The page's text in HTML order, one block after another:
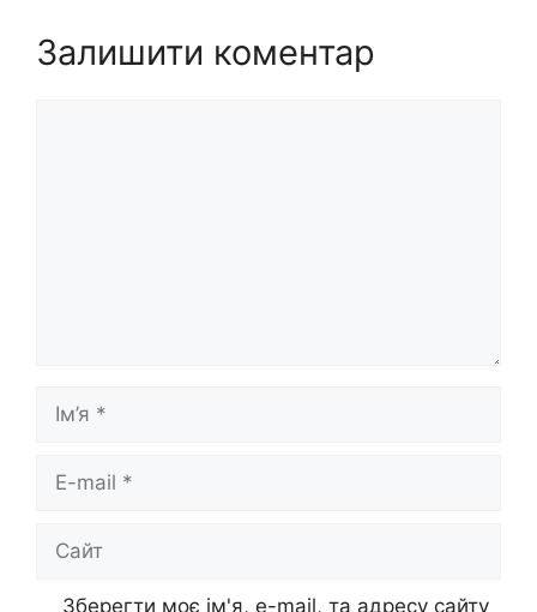
Залишити коментар
mail
Зберегти моє ім'я, e-mail, та адресу сайту